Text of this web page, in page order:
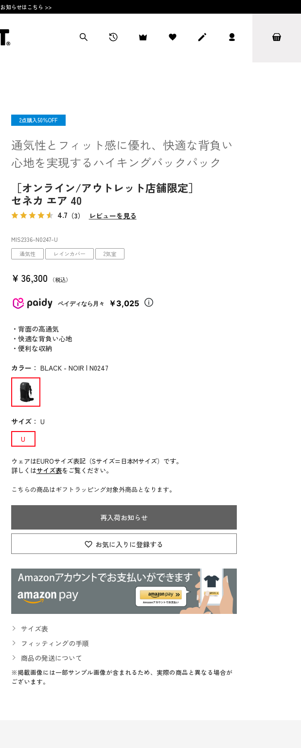
お知らせはこちら >>
通気性とフィット感に優れ、快適な背負い
心地を実現するハイキングバックパック
［オンライン/アウトレット店舗限定］
セネカ エア 40
4.7 （3） レビューを見る
MIS2336-N0247-U
限定
通気性 レインカバー 2気室
2点購入50％OFF
¥ 36,300 税込
ペイディなら月々 ￥3,025
・背面の高通気
・快適な背負い心地
・便利な収納
カラー ： BLACK - NOIR | N0247
サイズ： U
U
ウェアはEUROサイズ表記（Sサイズ=日本Mサイズ）です。
詳しくはサイズ表をご覧ください。
こちらの商品はギフトラッピング対象外商品となります。
再入荷お知らせ
お気に入りに登録する
サイズ表
フィッティングの手順
商品の発送について
※掲載画像には一部サンプル画像が含まれるため、実際の商品と異なる場合が
ございます。